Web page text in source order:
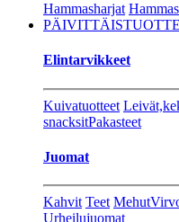
Hammasharjat
Elintarvikkeet
Kuivatuotteet
snacksitPakasteet
Juomat
Kahvit Teet Mehut
Urheilujuomat